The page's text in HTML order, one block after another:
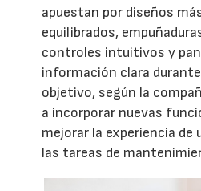
apuestan por diseños
equilibrados,
controles intuitivos y
información clara
objetivo, según la
a incorporar nuevas
mejorar la experiencia de
las tareas de